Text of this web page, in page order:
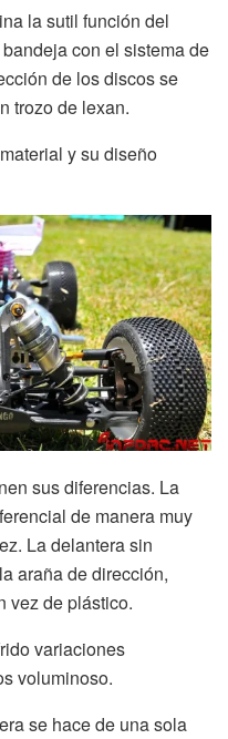
la sutil función del
con el sistema de
de los discos se
trozo de lexan.
y su diseño
sus diferencias. La
de manera muy
La delantera sin
araña de dirección,
vez de plástico.
variaciones
voluminoso.
se hace de una sola